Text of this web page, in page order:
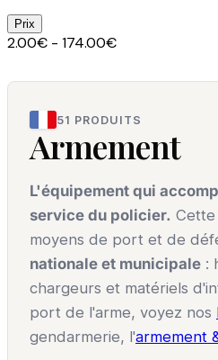
Prix
2.00€ - 174.00€
51 PRODUITS
Armement
L'équipement qui
service du policier.
moyens de port et de
nationale et municipale :
chargeurs et matériels
port de l'arme, voyez nos
gendarmerie, l'armement